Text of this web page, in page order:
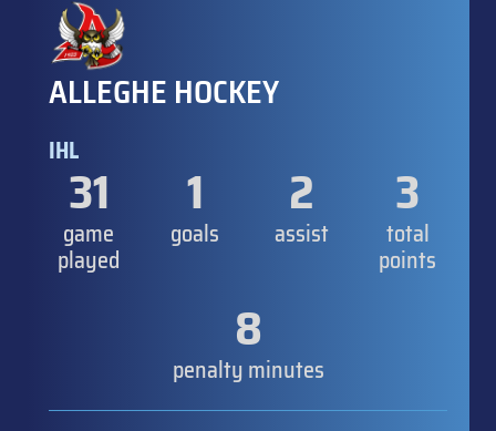
ALLEGHE HOCKEY
IHL
31
game
played
1
goals
2
assist
3
total
points
8
penalty minutes